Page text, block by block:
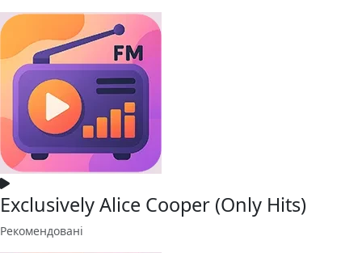
Exclusively Alice Cooper (Only Hits)
Рекомендовані